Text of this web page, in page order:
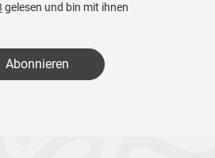
gelesen und bin mit ihnen
Abonnieren